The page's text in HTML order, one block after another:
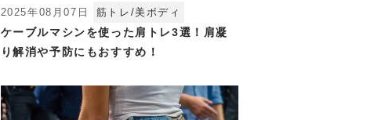
2025年08月07日 筋トレ/美ボディ
ケーブルマシンを使った肩トレ3選！肩凝
り解消や予防にもおすすめ！